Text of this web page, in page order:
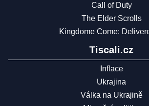
Call of Duty
The Elder Scrolls
Kingdome Come:
Tiscali.cz
Inflace
Ukrajina
Válka na Ukrajině